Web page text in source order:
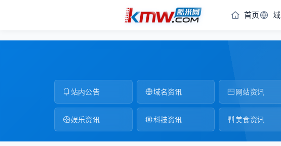
首页
站内公告 域名资讯 网站资讯
娱乐资讯 科技资讯 美食资讯